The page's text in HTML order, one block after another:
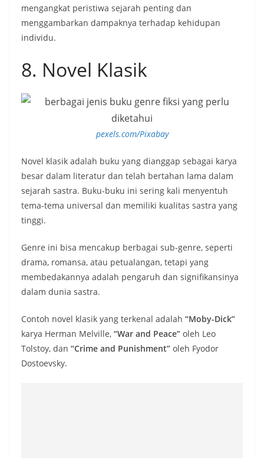
mengangkat peristiwa sejarah penting dan
menggambarkan dampaknya terhadap kehidupan
individu.
8. Novel Klasik
pexels.com/Pixabay
Novel klasik adalah buku yang dianggap sebagai karya
besar dalam literatur dan telah bertahan lama dalam
sejarah sastra. Buku-buku ini sering kali menyentuh
tema-tema universal dan memiliki kualitas sastra yang
tinggi.
Genre ini bisa mencakup berbagai sub-genre, seperti
drama, romansa, atau petualangan, tetapi yang
membedakannya adalah pengaruh dan signifikansinya
dalam dunia sastra.
Contoh novel klasik yang terkenal adalah “Moby-Dick”
karya Herman Melville, “War and Peace” oleh Leo
Tolstoy, dan “Crime and Punishment” oleh Fyodor
Dostoevsky.